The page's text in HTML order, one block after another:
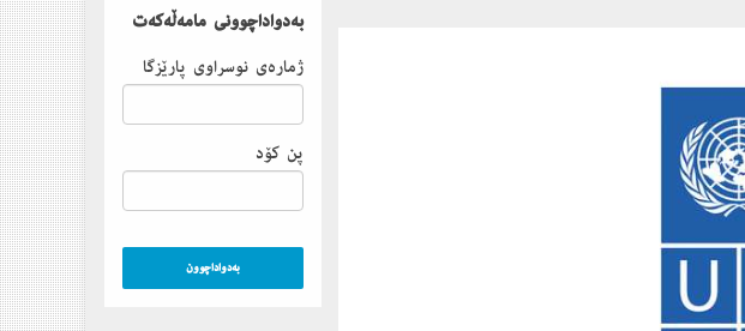
بەدواداچوونى مامەڵەكەت
ژمارەى نوسراوى پارێزگا
پن كۆد